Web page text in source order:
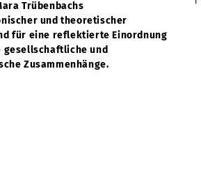
Trübenbachs
und theoretischer
für eine reflektierte Einordnung
gesellschaftliche und
Zusammenhänge.